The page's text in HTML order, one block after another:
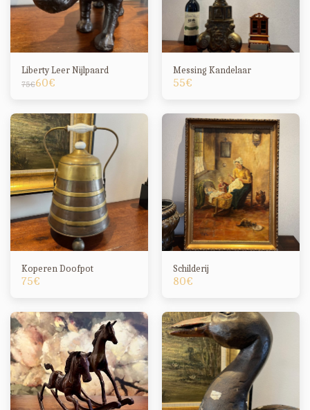
Liberty Leer Nijlpaard
75€60€
Messing Kandelaar
55€
Koperen Doofpot
75€
Schilderij
80€